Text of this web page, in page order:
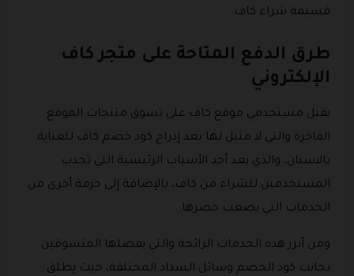
قسيمة شراء كاف.
طرق الدفع المتاحة على متجر كاف
الإلكتروني
يقبل مستخدمي موقع كاف على تسوق منتجات الموقع
الفاخرة والتي لا مثيل لها بعد إدراج كود خصم كاف للعناية
بالاسنان، والذي يعد أحد الأسباب الرئيسية التي تجذب
المستخدمين للشراء من كاف، بالإضافة إلى حزمة أخرى من
الخدمات التي يصعب حصرها.
ومن أبرز هذه الخدمات الرائجة والتي يفضلها المتسوقين
بجانب كود الخصم وسائل السداد المختلفة، حيث يطلق